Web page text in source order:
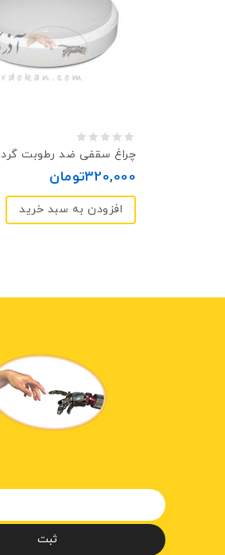
0
چراغ سقفی ضد رطوبت گرد ۲۴ وات
320,000تومان
افزودن به سبد خرید